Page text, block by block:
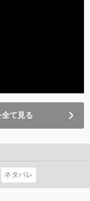
て見る
ネタバレ